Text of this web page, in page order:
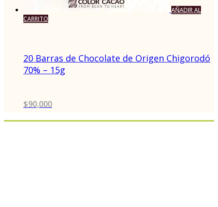
AÑADIR AL
CARRITO
20 Barras de Chocolate de Origen Chigorodó
70% – 15g
$90,000